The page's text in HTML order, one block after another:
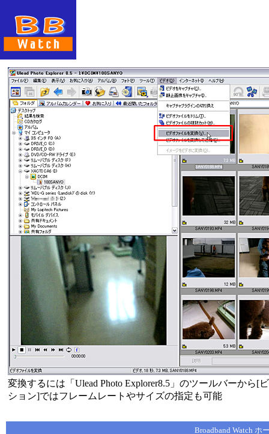
変換するには「Ulead Photo Explorer8.5」のツールバーか
ション]ではフレームレートやサイズの指定も可能
Broadband Watch ホ